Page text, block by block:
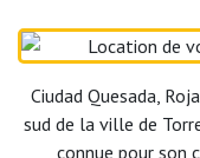
Ciudad Quesada,
sud de la ville de
connue pour son